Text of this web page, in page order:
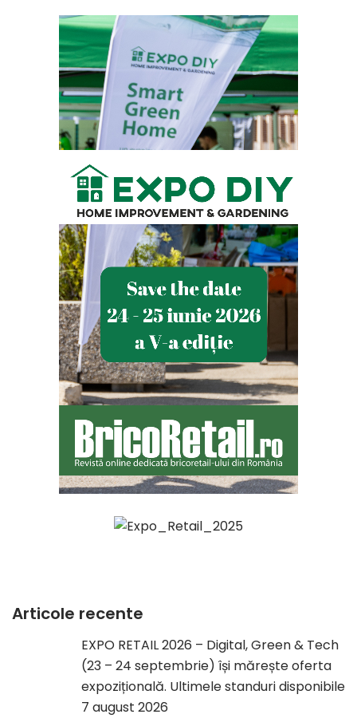
Articole recente
EXPO RETAIL 2026 – Digital, Green & Tech
(23 – 24 septembrie) își mărește oferta
expozițională. Ultimele standuri disponibile
7 august 2026